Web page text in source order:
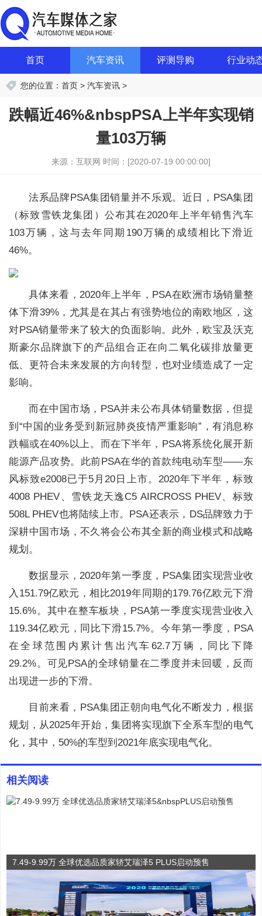
首页 汽车资讯 评测导购 行业动
您的位置： 首页 > 汽车资讯 >
跌幅近46%&nbspPSA上半年实现销
量103万辆
来源：互联网 时间：[2020-07-19 00:00:00]
法系品牌PSA集团销量并不乐观。近日，PSA集团
（标致雪铁龙集团）公布其在2020年上半年销售汽车
103万辆，这与去年同期190万辆的成绩相比下滑近
46%。
具体来看，2020年上半年，PSA在欧洲市场销量整
体下滑39%，尤其是在其占有强势地位的南欧地区，这
对PSA销量带来了较大的负面影响。此外，欧宝及沃克
斯豪尔品牌旗下的产品组合正在向二氧化碳排放量更
低、更符合未来发展的方向转型，也对业绩造成了一定
影响。
而在中国市场，PSA并未公布具体销量数据，但提
到“中国的业务受到新冠肺炎疫情严重影响”，有消息称
跌幅或在40%以上。而在下半年，PSA将系统化展开新
能源产品攻势。此前PSA在华的首款纯电动车型——东
风标致e2008已于5月20日上市。2020年下半年，标致
4008 PHEV、雪铁龙天逸C5 AIRCROSS PHEV、标致
508L PHEV也将陆续上市。PSA还表示，DS品牌致力于
深耕中国市场，不久将会公布其全新的商业模式和战略
规划。
数据显示，2020年第一季度，PSA集团实现营业收
入151.79亿欧元，相比2019年同期的179.76亿欧元下滑
15.6%。其中在整车板块，PSA第一季度实现营业收入
119.34亿欧元，同比下滑15.7%。今年第一季度，PSA
在全球范围内累计售出汽车62.7万辆，同比下降
29.2%。可见PSA的全球销量在二季度并未回暖，反而
出现进一步的下滑。
目前来看，PSA集团正朝向电气化不断发力，根据
规划，从2025年开始，集团将实现旗下全系车型的电气
化，其中，50%的车型到2021年底实现电气化。
相关阅读
7.49-9.99万 全球优选品质家轿艾瑞泽5 PLUS启动预售